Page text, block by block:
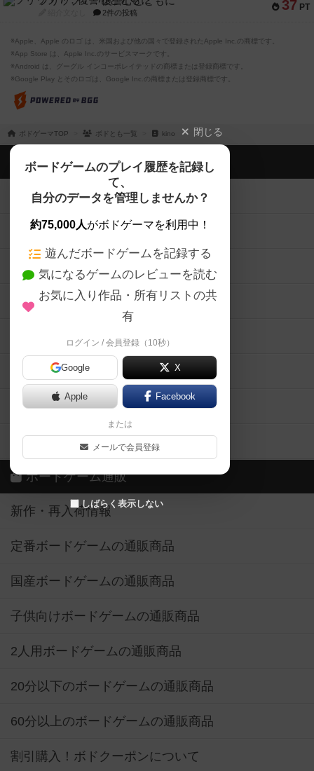
37 PT
2件の投稿
※Apple、Apple のロゴ は、米国および他の国々で登録されたApple Inc.の商標です。
※App Store は、Apple Inc.のサービスマークです。
※Android は、グーグル インコーポレイテッドの商標または登録商標です。
※Google Play とそのロゴは、Google Inc.の商標または登録商標です。
ボドゲーマTOP ボドとも一覧 kino 閉じる
ボードゲームのプレイ履歴を記録し
て、
自分のデータを管理しませんか？
約75,000人がボドゲーマを利用中！
遊んだボードゲームを記録する
気になるゲームのレビューを読む
お気に入り作品・所有リストの共
有
ログイン / 会員登録（10秒）
Google X
Apple Facebook
または
メールで会員登録
しばらく表示しない
ボドゲーマTOP
ボードゲームを検索する
ボードゲームの新着レビュー
ボードゲーム会情報
メカニクス特集
掲示板・トピックス
ボドとも・会員一覧
ボードゲーム業界コラム
ボドゲーマご利用案内
ボードゲーム通販
新作・再入荷情報
定番ボードゲームの通販商品
国産ボードゲームの通販商品
子供向けボードゲームの通販商品
2人用ボードゲームの通販商品
20分以下のボードゲームの通販商品
60分以上のボードゲームの通販商品
割引購入！ボドクーポンについて